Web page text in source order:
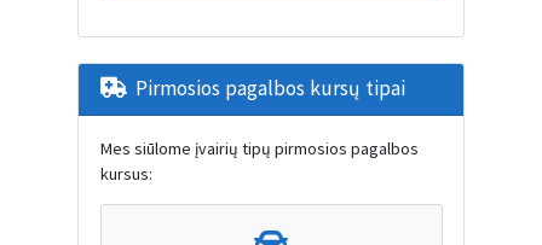
Pirmosios pagalbos kursų tipai
Mes siūlome įvairių tipų pirmosios pagalbos
kursus: